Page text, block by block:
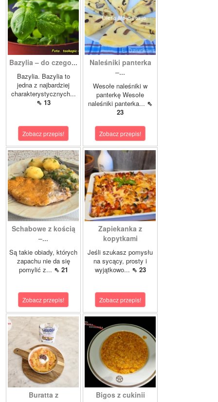
Bazylia – do czego...
Bazylia. Bazylia to
jedna z najbardziej
charakterystycznych...
⇖ 13
Zobacz przepis!
Naleśniki panterka
–...
Wesołe naleśniki w
panterkę Wesołe
naleśniki panterka... ⇖
23
Zobacz przepis!
Schabowe z kością
–...
Są takie obiady, których
zapachu nie da się
pomylić z... ⇖ 21
Zobacz przepis!
Zapiekanka z
kopytkami
Jeśli szukasz pomysłu
na sycący, prosty i
wyjątkowo... ⇖ 23
Zobacz przepis!
Buratta z
Bigos z cukinii